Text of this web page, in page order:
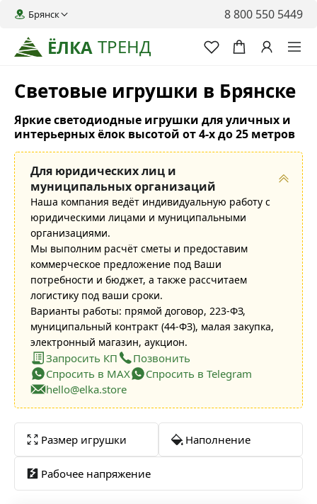
ЁЛКА ТРЕНД
Брянск 8 800 550 5449
Световые игрушки в Брянске
Яркие светодиодные игрушки для уличных и
интерьерных ёлок высотой от 4-х до 25 метров
Для юридических лиц и
муниципальных организаций
Наша компания ведёт индивидуальную работу с
юридическими лицами и муниципальными
организациями.
Мы выполним расчёт сметы и предоставим
коммерческое предложение под Ваши
потребности и бюджет, а также рассчитаем
логистику под ваши сроки.
Варианты работы: прямой договор, 223-ФЗ,
муниципальный контракт (44-ФЗ), малая закупка,
электронный магазин, аукцион.
Запросить КП
Позвонить
Спросить в MAX
Спросить в Telegram
hello@elka.store
Размер игрушки Наполнение
Рабочее напряжение